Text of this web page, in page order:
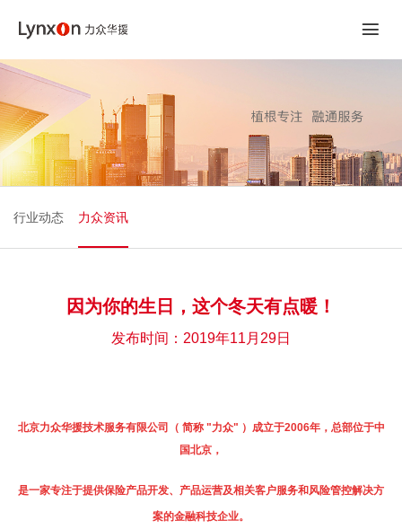
行业动态 力众资讯
因为你的生日，这个冬天有点暖！
发布时间：2019年11月29日
北京力众华援技术服务有限公司（ 简称 "力众" ）成立于2006年，总部位于中
国北京，
是一家专注于提供保险产品开发、产品运营及相关客户服务和风险管控解决方
案的金融科技企业。